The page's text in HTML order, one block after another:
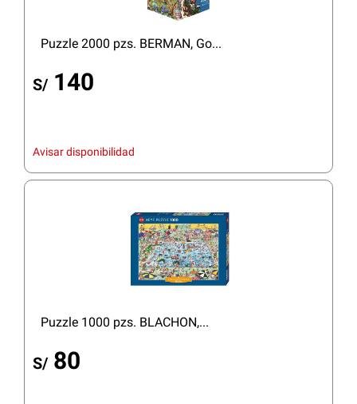
Puzzle 2000 pzs. BERMAN, Go...
S/ 140
Avisar disponibilidad
Puzzle 1000 pzs. BLACHON,...
S/ 80